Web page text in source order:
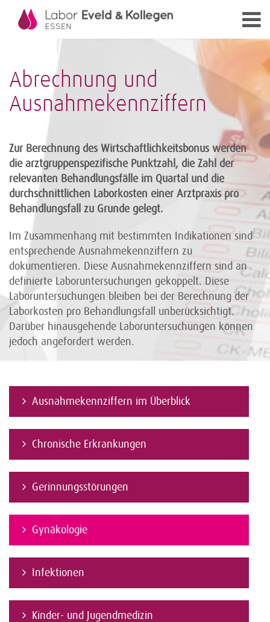
Abrechnung und
Ausnahmekennziffern
Zur Berechnung des Wirtschaftlichkeitsbonus werden
die arztgruppenspezifische Punktzahl, die Zahl der
relevanten Behandlungsfälle im Quartal und die
durchschnittlichen Laborkosten einer Arztpraxis pro
Behandlungsfall zu Grunde gelegt.
Im Zusammenhang mit bestimmten Indikationen sind
entsprechende Ausnahmekennziffern zu
dokumentieren. Diese Ausnahmekennziffern sind an
definierte Laboruntersuchungen gekoppelt. Diese
Laboruntersuchungen bleiben bei der Berechnung der
Laborkosten pro Behandlungsfall unberücksichtigt.
Darüber hinausgehende Laboruntersuchungen können
jedoch angefordert werden.
Ausnahmekennziffern im Überblick
Chronische Erkrankungen
Gerinnungsstörungen
Gynäkologie
Infektionen
Kinder- und Jugendmedizin